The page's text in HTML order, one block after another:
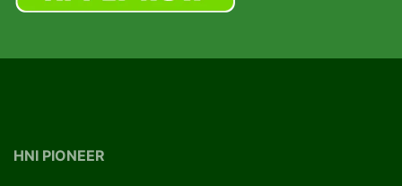
HNI PIONEER